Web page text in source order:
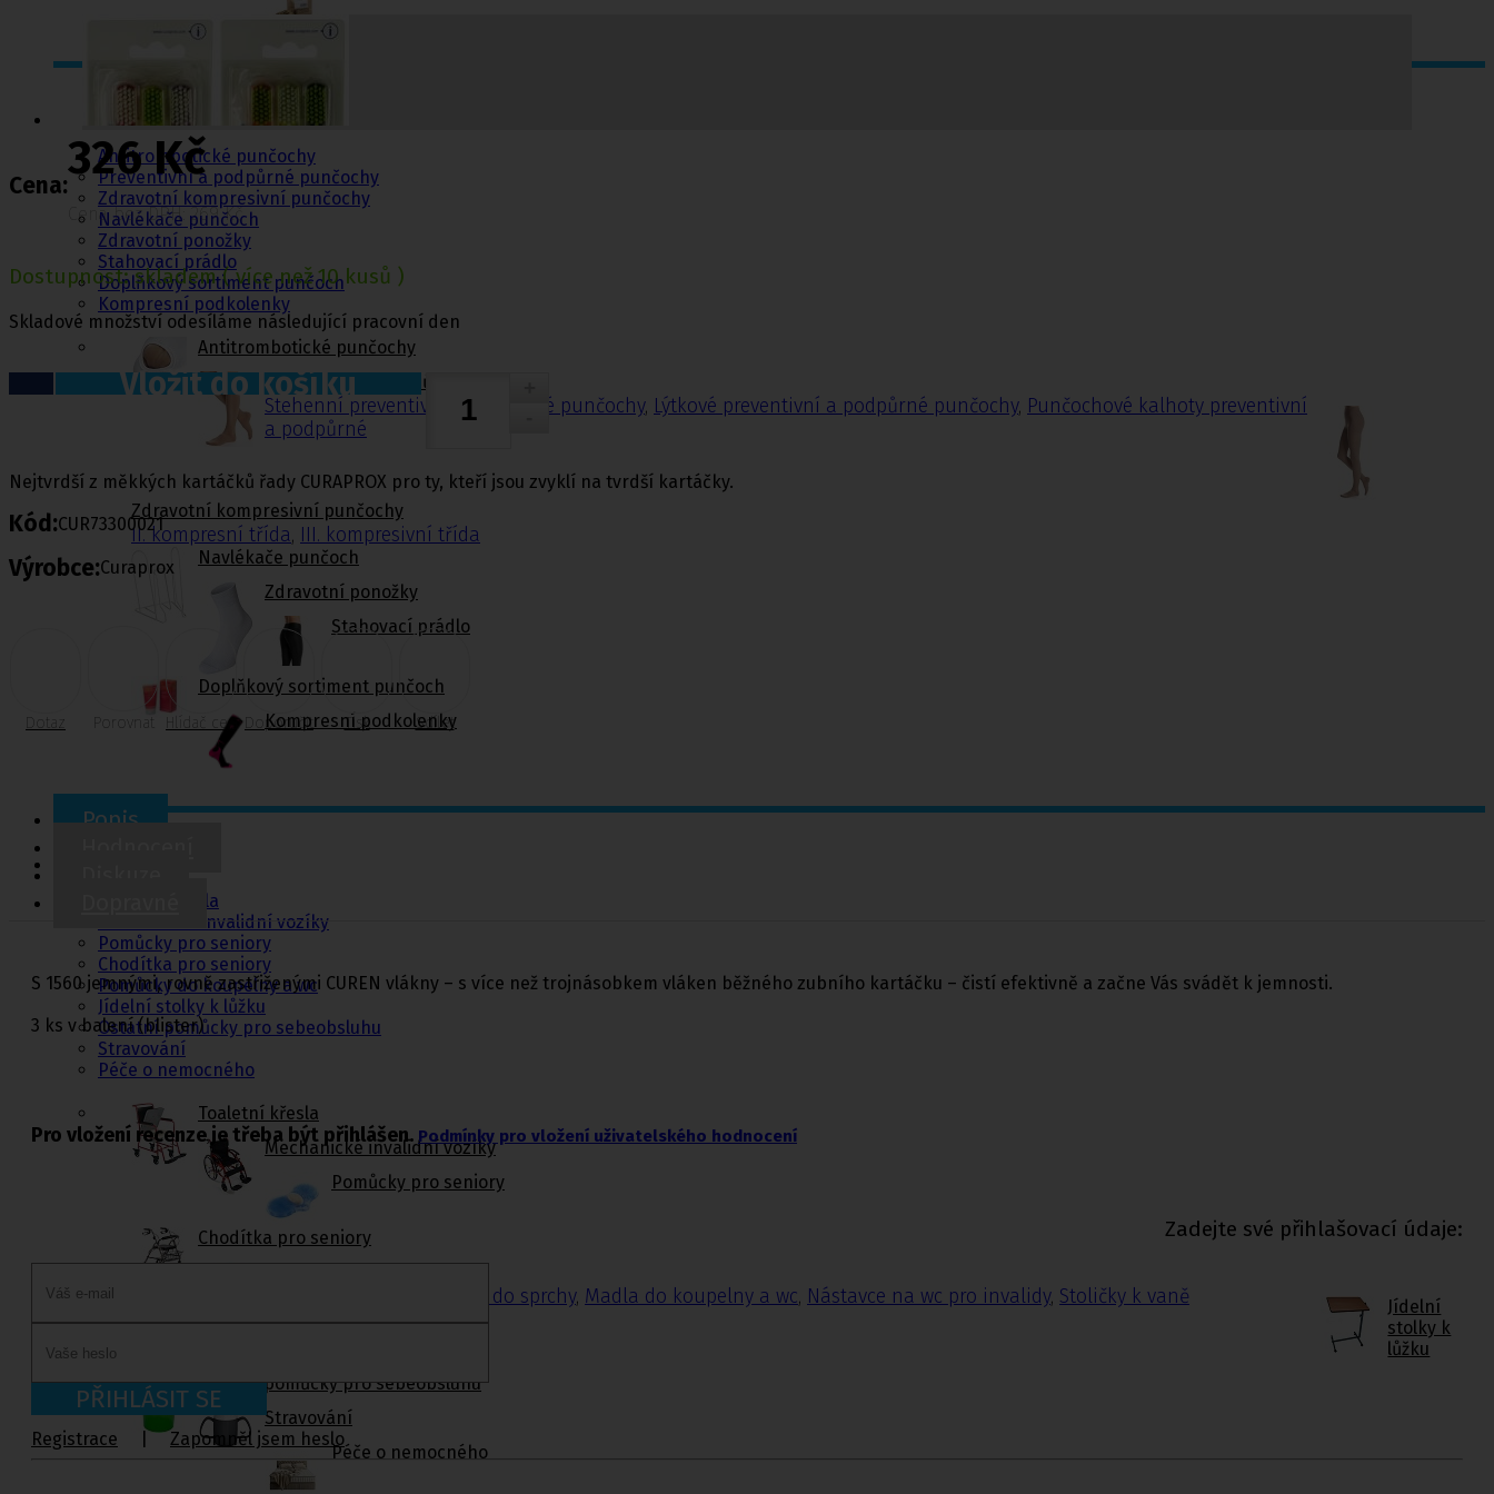
Punčochy,
Antitrombotické punčochy
Preventivní a podpůrné punčochy
Zdravotní kompresivní punčochy
Navlékače punčoch
Zdravotní ponožky
Stahovací prádlo
Doplňkový sortiment punčoch
Kompresní podkolenky
Antitrombotické punčochy
Preventivní a podpůrné punčochy
Stehenní preventivní a podpůrné punčochy, Lýtkové preventivní a podpůrné punčochy, Punčochové kalhoty preventivní
a podpůrné
Zdravotní kompresivní punčochy
II. kompresní třída, III. kompresivní třída
Navlékače punčoch
Zdravotní ponožky
Stahovací prádlo
Doplňkový sortiment punčoch
Kompresní podkolenky
Toaletní křesla
Mechanické invalidní vozíky
Pomůcky pro seniory
Chodítka pro seniory
Pomůcky do koupelny a wc
Jídelní stolky k lůžku
Ostatní pomůcky pro sebeobsluhu
Stravování
Péče o nemocného
Toaletní křesla
Mechanické invalidní vozíky
Pomůcky pro seniory
Chodítka pro seniory
Sedačky do sprchy, Madla do koupelny a wc, Nástavce na wc pro invalidy, Stoličky k vaně
Jídelní
stolky k
lůžku
Ostatní pomůcky pro sebeobsluhu
Stravování
Péče o nemocného
Cena:
326 Kč
Cena bez DPH: 269 Kč
Dostupnost:skladem( více než 10 kusů )
Skladové množství odesíláme následující pracovní den
Vložit do košíku
Nejtvrdší z měkkých kartáčků řady CURAPROX pro ty, kteří jsou zvyklí na tvrdší kartáčky.
Kód:CUR73300021
Výrobce:Curaprox
Dotaz Porovnat Hlídač cen Doporučit Tisk Sdílet
Popis
S 1560 jemnými, rovně zastřiženými CUREN vlákny – s více než trojnásobkem vláken běžného zubního kartáčku – čistí efektivně a začne Vás svádět k jemnosti.
3 ks v balení (blister)
Pro vložení recenze je třeba být přihlášen. Podmínky pro vložení uživatelského hodnocení
Zadejte své přihlašovací údaje:
PŘIHLÁSIT SE
Registrace Zapomněl jsem heslo